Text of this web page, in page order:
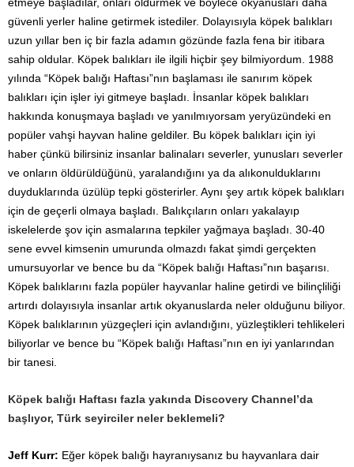
etmeye başladılar, onları öldürmek ve böylece okyanusları daha
güvenli yerler haline getirmek istediler. Dolayısıyla köpek balıkları
uzun yıllar ben iç bir fazla adamın gözünde fazla fena bir itibara
sahip oldular. Köpek balıkları ile ilgili hiçbir şey bilmiyordum. 1988
yılında “Köpek balığı Haftası”nın başlaması ile sanırım köpek
balıkları için işler iyi gitmeye başladı. İnsanlar köpek balıkları
hakkında konuşmaya başladı ve yanılmıyorsam yeryüzündeki en
popüler vahşi hayvan haline geldiler. Bu köpek balıkları için iyi
haber çünkü bilirsiniz insanlar balinaları severler, yunusları severler
ve onların öldürüldüğünü, yaralandığını ya da alıkonulduklarını
duyduklarında üzülüp tepki gösterirler. Aynı şey artık köpek balıkları
için de geçerli olmaya başladı. Balıkçıların onları yakalayıp
iskelelerde şov için asmalarına tepkiler yağmaya başladı. 30-40
sene evvel kimsenin umurunda olmazdı fakat şimdi gerçekten
umursuyorlar ve bence bu da “Köpek balığı Haftası”nın başarısı.
Köpek balıklarını fazla popüler hayvanlar haline getirdi ve bilinçliliği
artırdı dolayısıyla insanlar artık okyanuslarda neler olduğunu biliyor.
Köpek balıklarının yüzgeçleri için avlandığını, yüzleştikleri tehlikeleri
biliyorlar ve bence bu “Köpek balığı Haftası”nın en iyi yanlarından
bir tanesi.
Köpek balığı Haftası fazla yakında Discovery Channel’da
başlıyor, Türk seyirciler neler beklemeli?
Jeff Kurr: Eğer köpek balığı hayranıysanız bu hayvanlara dair